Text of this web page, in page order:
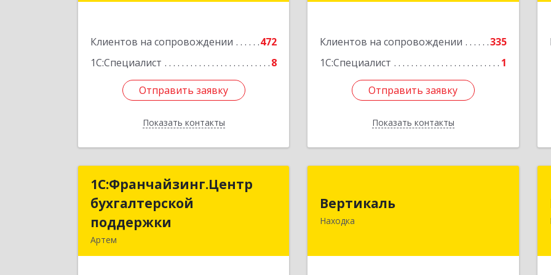
Клиентов на сопровождении
472
1С:Специалист
8
Отправить заявку
Показать контакты
Отправить заявку
Назад
Клиентов на сопровождении
335
1С:Специалист
1
Отправить заявку
Показать контакты
Подробнее
Отправить заявку
Назад
1С:Франчайзинг.Центр
бухгалтерской
поддержки
Артем
1С:Франчайзинг.Центр
бухгалтерской
Вертикаль
Находка
692928, Приморский край, Находка г,
Подробнее